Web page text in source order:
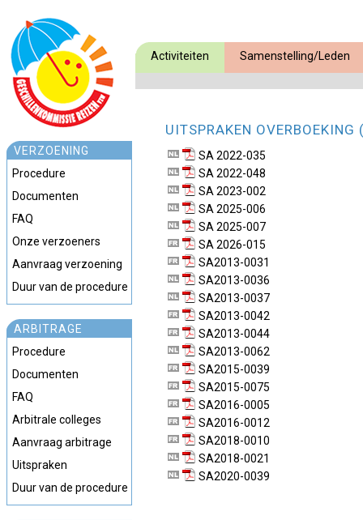
VERZOENING
Procedure
Documenten
FAQ
Onze verzoeners
Aanvraag verzoening
Duur van de procedure
ARBITRAGE
Procedure
Documenten
FAQ
Arbitrale colleges
Aanvraag arbitrage
Uitspraken
Duur van de procedure
Activiteiten Samenstelling/Leden
UITSPRAKEN OVERBOEKING
SA 2022-035
SA 2022-048
SA 2023-002
SA 2025-006
SA 2025-007
SA 2026-015
SA2013-0031
SA2013-0036
SA2013-0037
SA2013-0042
SA2013-0044
SA2013-0062
SA2015-0039
SA2015-0075
SA2016-0005
SA2016-0012
SA2018-0010
SA2018-0021
SA2020-0039